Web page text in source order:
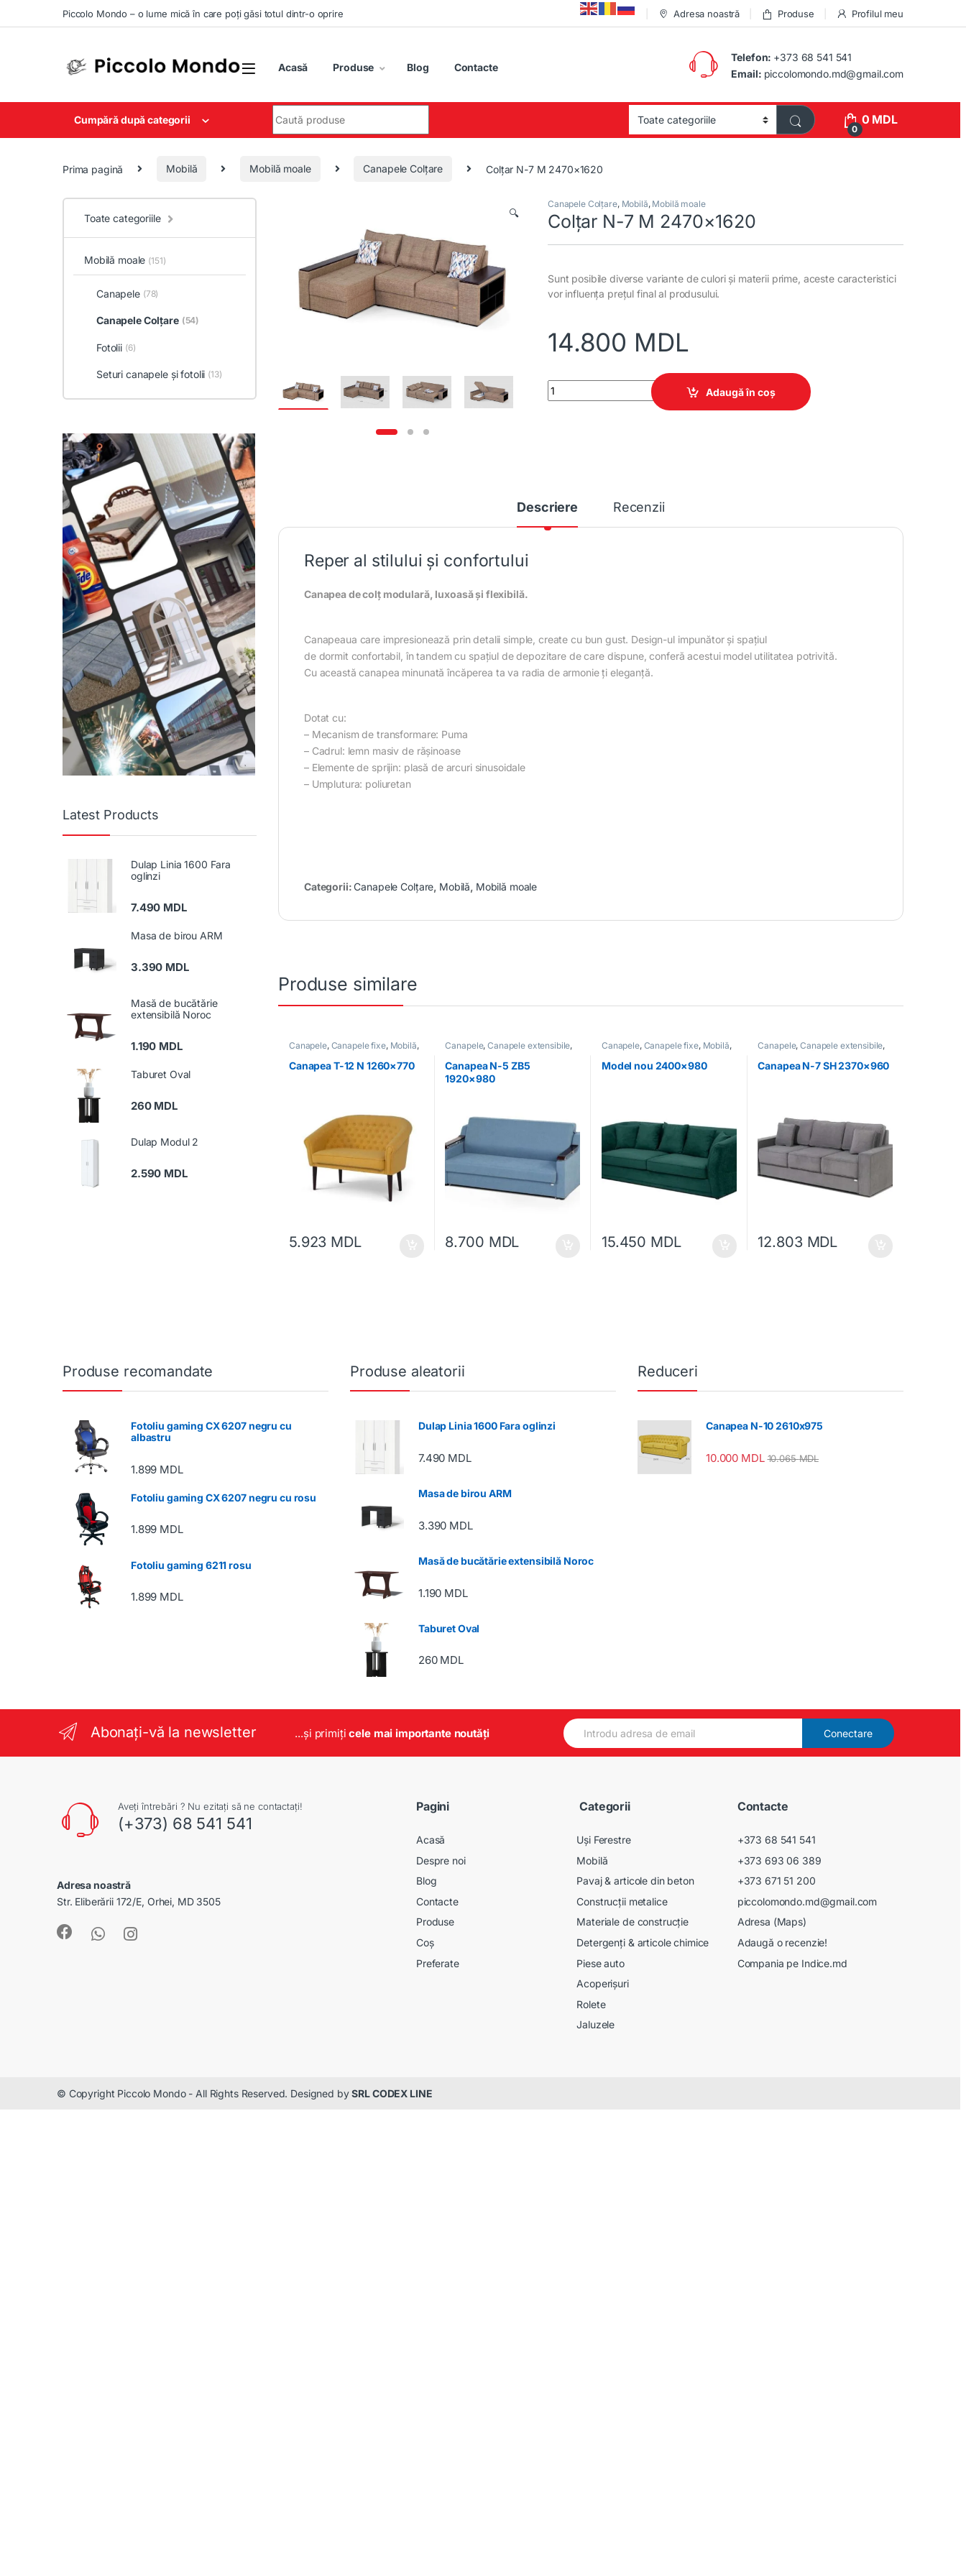
Skip to navigation
Skip to contentPiccolo Mondo – o lume mică în care poți găsi totul dintr-o oprire Adresa noastră Produse Profilul meu
Acasă Produse Blog Contacte
Telefon: +373 68 541 541
Email: piccolomondo.md@gmail.com
Cumpără după categorii
0
0 MDL
Prima pagină Mobilă Mobilă moale Canapele Colțare Colțar N-7 M 2470×1620
🔍
Canapele Colțare, Mobilă, Mobilă moale
Colțar N-7 M 2470×1620
Sunt posibile diverse variante de culori și materii prime, aceste caracteristici
vor influența prețul final al produsului.
14.800 MDL
Colțar N-7 M 2470x1620 quantity
Adaugă în coș
Descriere Recenzii
Reper al stilului și confortului
Canapea de colț modulară, luxoasă și flexibilă.
Canapeaua care impresionează prin detalii simple, create cu bun gust. Design-ul impunător și spațiul
de dormit confortabil, în tandem cu spațiul de depozitare de care dispune, conferă acestui model utilitatea potrivită.
Cu această canapea minunată încăperea ta va radia de armonie ți eleganță.
Dotat cu:
– Mecanism de transformare: Puma
– Cadrul: lemn masiv de rășinoase
– Elemente de sprijin: plasă de arcuri sinusoidale
– Umplutura: poliuretan
Categorii:Canapele Colțare, Mobilă, Mobilă moale
Produse similare
Canapele, Canapele fixe, Mobilă,
Mobilă moale
Canapea T-12 N 1260×770
5.923 MDL
Canapele,Canapele extensibile,
Mobilă
Mobilă moale
Canapea N-5 ZB5
1920×980
8.700 MDL
Canapele, Canapele fixe, Mobilă,
Mobilă moale
Model nou 2400×980
15.450 MDL
Canapele,Canapele extensibile,
Mobilă
Mobilă moale
Canapea N-7 SH 2370×960
12.803 MDL
Toate categoriile
Mobilă moale (151)
Canapele (78)
Canapele Colțare (54)
Fotolii (6)
Seturi canapele și fotolii (13)
Latest Products
Dulap Linia 1600 Fara
oglinzi
7.490 MDL
Masa de birou ARM
3.390 MDL
Masă de bucătărie
extensibilă Noroc
1.190 MDL
Taburet Oval
260 MDL
Dulap Modul 2
2.590 MDL
Produse recomandate
Fotoliu gaming CX 6207 negru cu
albastru
1.899 MDL
Fotoliu gaming CX 6207 negru cu rosu
1.899 MDL
Fotoliu gaming 6211 rosu
1.899 MDL
Produse aleatorii
Dulap Linia 1600 Fara oglinzi
7.490 MDL
Masa de birou ARM
3.390 MDL
Masă de bucătărie extensibilă Noroc
1.190 MDL
Taburet Oval
260 MDL
Reduceri
Canapea N-10 2610x975
10.000 MDL 10.065MDL
Abonați-vă la newsletter ...și primițicele mai importante noutăți
E
m
Conectare
Aveți întrebări ? Nu ezitați să ne contactați!
(+373) 68 541 541
Adresa noastră
Str. Eliberării 172/E, Orhei, MD 3505
Pagini
Acasă
Despre noi
Blog
Contacte
Produse
Coș
Preferate
Categorii
Uși Ferestre
Mobilă
Pavaj & articole din beton
Construcții metalice
Materiale de construcție
Detergenți & articole chimice
Piese auto
Acoperișuri
Rolete
Jaluzele
Contacte
+373 68 541 541
+373 693 06 389
+373 671 51 200
piccolomondo.md@gmail.com
Adresa (Maps)
Adaugă o recenzie!
Compania pe Indice.md
© Copyright Piccolo Mondo - All Rights Reserved. Designed bySRL CODEX LINE